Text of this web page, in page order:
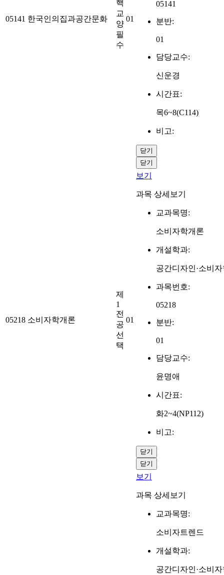
05141 한국인의집과공간문화
핵
교
양
필
수
01
05141
분반:
01
담당교수:
신운경
시간표:
목6~8(C114)
비고:
닫기
닫기
05218 소비자학개론
제
1
전
공
선
택
01
보기
과목 상세보기
교과목명:
소비자학개론
개설학과:
공간디자인·소비
과목번호:
05218
분반:
01
담당교수:
윤명애
시간표:
화2~4(NP112)
비고:
닫기
닫기
보기
과목 상세보기
교과목명:
소비자트렌드
개설학과:
공간디자인·소비